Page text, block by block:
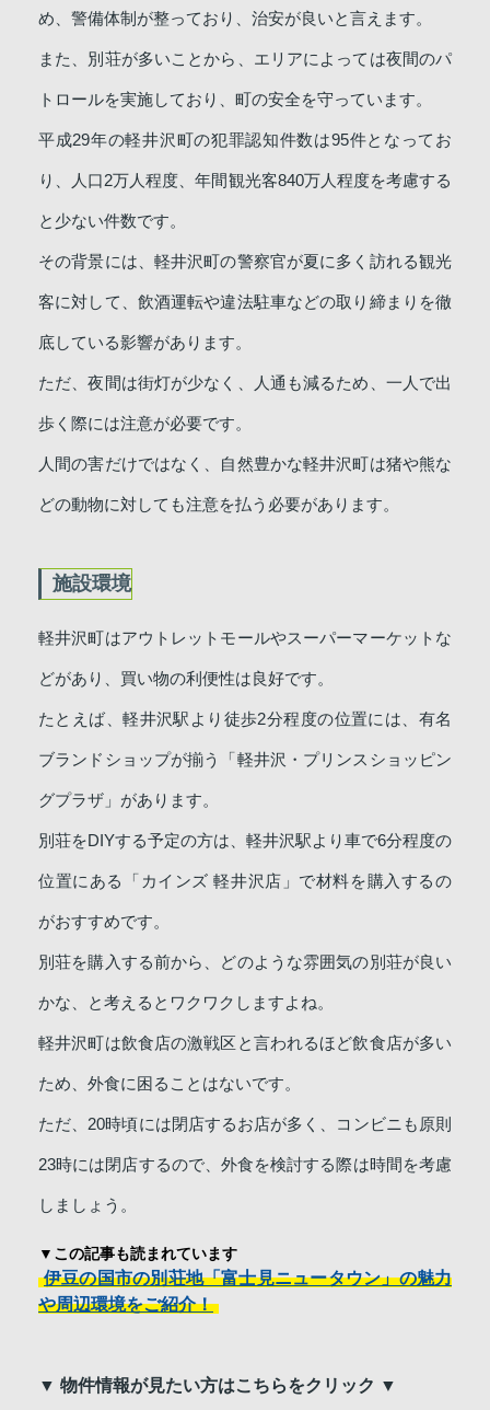
め、警備体制が整っており、治安が良いと言えます。
また、別荘が多いことから、エリアによっては夜間のパ
トロールを実施しており、町の安全を守っています。
平成29年の軽井沢町の犯罪認知件数は95件となってお
り、人口2万人程度、年間観光客840万人程度を考慮する
と少ない件数です。
その背景には、軽井沢町の警察官が夏に多く訪れる観光
客に対して、飲酒運転や違法駐車などの取り締まりを徹
底している影響があります。
ただ、夜間は街灯が少なく、人通も減るため、一人で出
歩く際には注意が必要です。
人間の害だけではなく、自然豊かな軽井沢町は猪や熊な
どの動物に対しても注意を払う必要があります。
施設環境
軽井沢町はアウトレットモールやスーパーマーケットな
どがあり、買い物の利便性は良好です。
たとえば、軽井沢駅より徒歩2分程度の位置には、有名
ブランドショップが揃う「軽井沢・プリンスショッピン
グプラザ」があります。
別荘をDIYする予定の方は、軽井沢駅より車で6分程度の
位置にある「カインズ 軽井沢店」で材料を購入するの
がおすすめです。
別荘を購入する前から、どのような雰囲気の別荘が良い
かな、と考えるとワクワクしますよね。
軽井沢町は飲食店の激戦区と言われるほど飲食店が多い
ため、外食に困ることはないです。
ただ、20時頃には閉店するお店が多く、コンビニも原則
23時には閉店するので、外食を検討する際は時間を考慮
しましょう。
▼この記事も読まれています
伊豆の国市の別荘地「富士見ニュータウン」の魅力
や周辺環境をご紹介！
▼ 物件情報が見たい方はこちらをクリック ▼